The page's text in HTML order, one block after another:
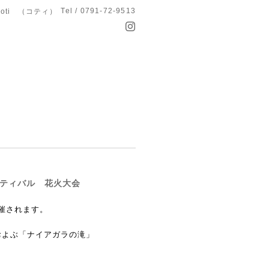
（コティ） Tel / 0791-72-9513
ィバル 花火大会
されます。
よぶ「ナイアガラの滝」